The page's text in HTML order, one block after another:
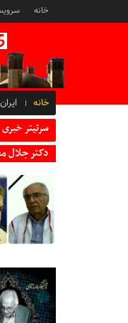
خانه
خانه ایران
سرتیتر خبری
دکتر جلال